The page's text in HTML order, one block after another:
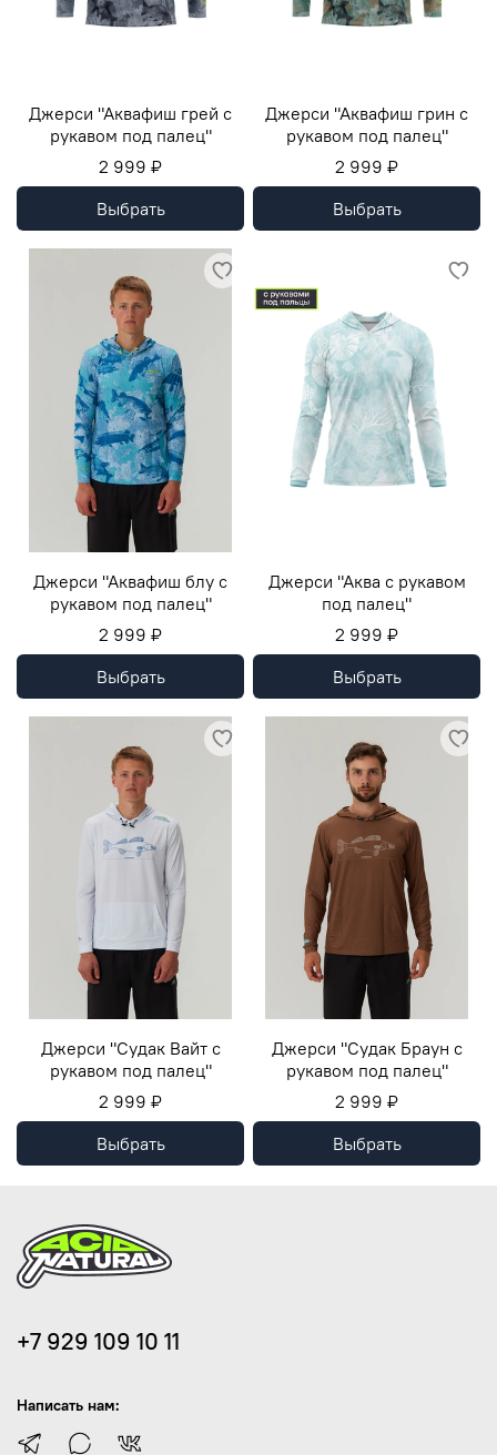
Джерси "Аквафиш грей с
рукавом под палец"
2 999 ₽
Выбрать
Джерси "Аквафиш грин с
рукавом под палец"
2 999 ₽
Выбрать
Джерси "Аквафиш блу с
рукавом под палец"
2 999 ₽
Выбрать
Джерси "Аква с рукавом
под палец"
2 999 ₽
Выбрать
Джерси "Судак Вайт с
рукавом под палец"
2 999 ₽
Выбрать
Джерси "Судак Браун с
рукавом под палец"
2 999 ₽
Выбрать
+7 929 109 10 11
Написать нам: